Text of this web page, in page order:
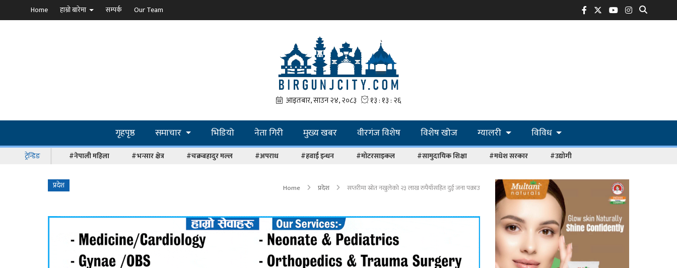
Home हाम्रो बारेमा सम्पर्क Our Team
गृहपृष्ठ समाचार भिडियो नेता गिरी मुख्य खबर वीरगंज विशेष विशेष खोज ग्यालरी विविध
ट्रेन्डिङ #नेपाली महिला #भन्सार क्षेत्र #चक्रबहादुर मल्ल #अपराध #हवाई इन्धन #मोटरसाइकल #सामुदायिक शिक्षा #मधेश सरकार #उद्योगी
प्रदेश Home प्रदेश सप्तरीमा स्रोत नखुलेको २३ लाख रुपैयाँसहित दुई जना पक्राउ